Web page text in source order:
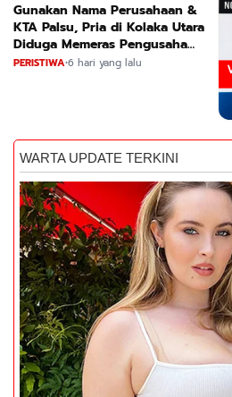
Gunakan Nama Perusahaan &
KTA Palsu, Pria di Kolaka Utara
Diduga Memeras Pengusaha
Tambang dan Minyak
PERISTIWA•6 hari yang lalu